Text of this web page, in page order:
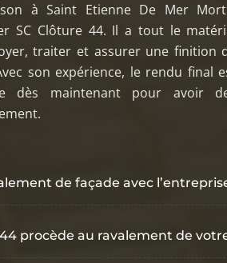
à Saint Etienne De Mer
SC Clôture 44. Il a tout le
traiter et assurer une finition
son expérience, le rendu final
le dès maintenant pour avoir
de façade avec
procède au ravalement de